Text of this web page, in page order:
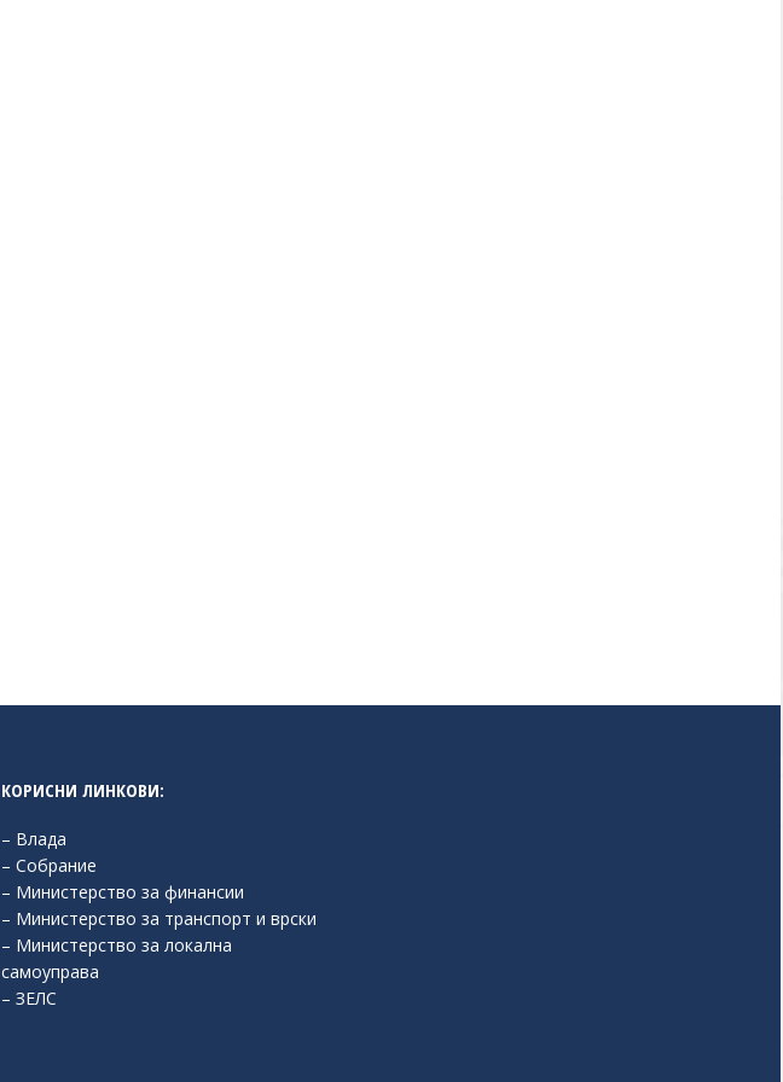
КОРИСНИ ЛИНКОВИ:
– Влада
– Собрание
– Министерство за финансии
– Министерство за транспорт и врски
– Министерство за локална
самоуправа
– ЗЕЛС